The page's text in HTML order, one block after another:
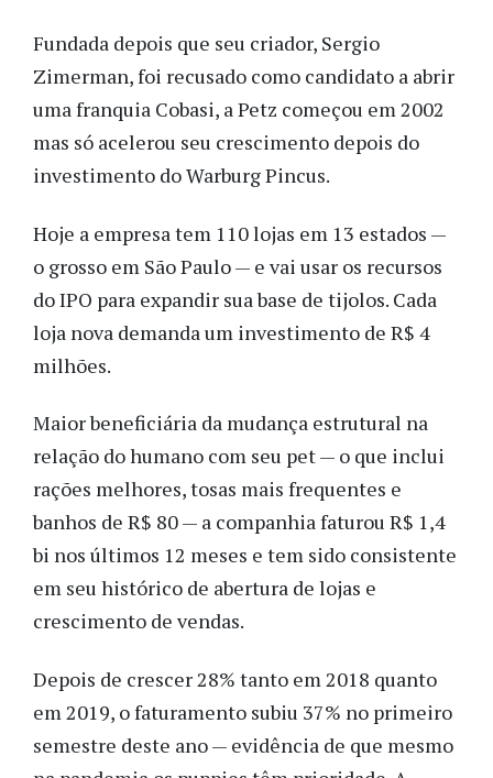
Fundada depois que seu criador, Sergio
Zimerman, foi recusado como candidato a abrir
uma franquia Cobasi, a Petz começou em 2002
mas só acelerou seu crescimento depois do
investimento do Warburg Pincus.
Hoje a empresa tem 110 lojas em 13 estados —
o grosso em São Paulo — e vai usar os recursos
do IPO para expandir sua base de tijolos. Cada
loja nova demanda um investimento de R$ 4
milhões.
Maior beneficiária da mudança estrutural na
relação do humano com seu pet — o que inclui
rações melhores, tosas mais frequentes e
banhos de R$ 80 — a companhia faturou R$ 1,4
bi nos últimos 12 meses e tem sido consistente
em seu histórico de abertura de lojas e
crescimento de vendas.
Depois de crescer 28% tanto em 2018 quanto
em 2019, o faturamento subiu 37% no primeiro
semestre deste ano — evidência de que mesmo